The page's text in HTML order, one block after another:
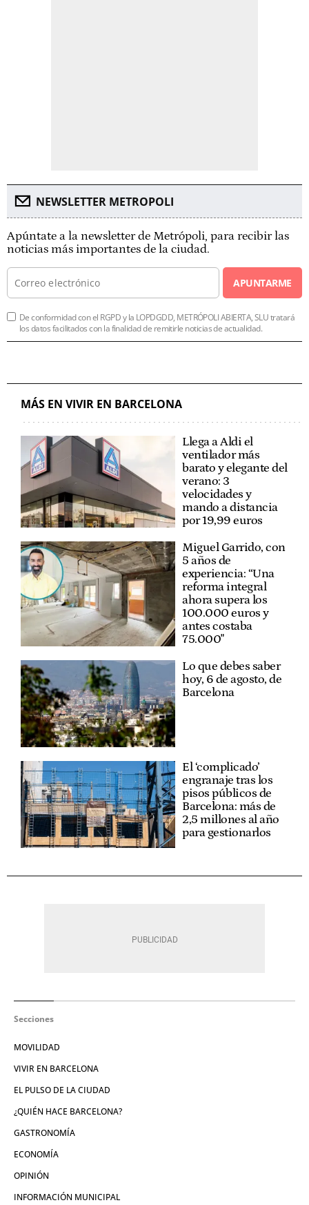
NEWSLETTER METROPOLI
Apúntate a la newsletter de Metrópoli, para recibir las
noticias más importantes de la ciudad.
APUNTARME
De conformidad con el RGPD y la LOPDGDD, METRÓPOLI ABIERTA, SLU tratará
los datos facilitados con la finalidad de remitirle noticias de actualidad.
MÁS EN VIVIR EN BARCELONA
Llega a Aldi el
ventilador más
barato y elegante del
verano: 3
velocidades y
mando a distancia
por 19,99 euros
Miguel Garrido, con
5 años de
experiencia: “Una
reforma integral
ahora supera los
100.000 euros y
antes costaba
75.000"
Lo que debes saber
hoy, 6 de agosto, de
Barcelona
El ‘complicado’
engranaje tras los
pisos públicos de
Barcelona: más de
2,5 millones al año
para gestionarlos
Secciones
MOVILIDAD
VIVIR EN BARCELONA
EL PULSO DE LA CIUDAD
¿QUIÉN HACE BARCELONA?
GASTRONOMÍA
ECONOMÍA
OPINIÓN
INFORMACIÓN MUNICIPAL